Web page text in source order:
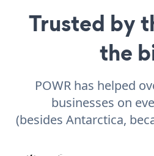
Trusted by
the
POWR has helped
businesses on
(besides Antarctica,